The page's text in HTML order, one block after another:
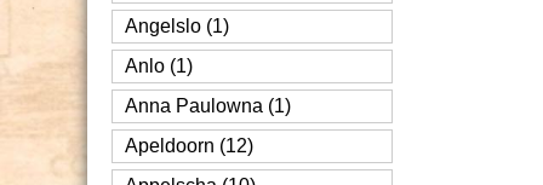
Angelslo (1)
Anlo (1)
Anna Paulowna (1)
Apeldoorn (12)